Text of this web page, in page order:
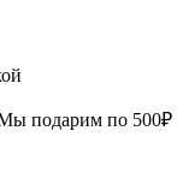
Мы подарим по 500₽